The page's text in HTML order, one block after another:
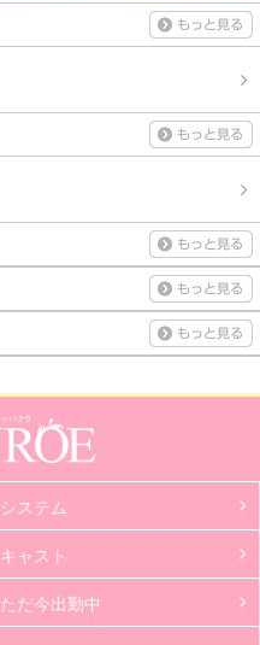
システム
キャスト
ただ今出勤中